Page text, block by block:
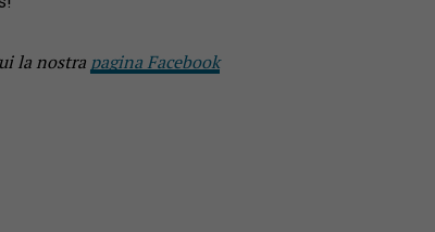
la nostra pagina Facebook